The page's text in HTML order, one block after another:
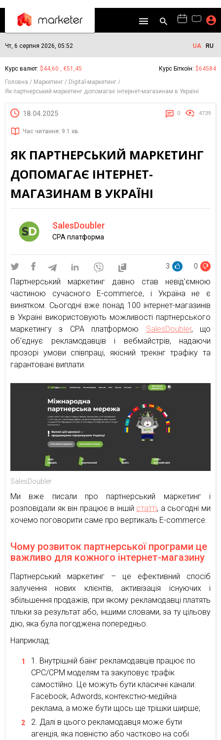
Чт, 6 серпня 2026, 05:52 UA RU
Курс валют: $44,60 , €51,45 Курс Біткоїн: $64584
Головна
Маркетинг
Digital-маркетинг
Як партнерський маркетинг допомагає інтернет-магазинам в Україні
18.04.2025 0 4739
Час читання: 9.1 хв.
ЯК ПАРТНЕРСЬКИЙ МАРКЕТИНГ
ДОПОМАГАЄ ІНТЕРНЕТ-
МАГАЗИНАМ В УКРАЇНІ
SalesDoubler
CPA платформа
3 0
Партнерський маркетинг давно став невід’ємною
частиною сучасного E-commerce, і Україна не є
винятком. Сьогодні вже понад 100 інтернет-магазинів
в Україні використовують можливості партнерського
маркетингу з CPA платформою SalesDoubler, що
об’єднує рекламодавців і вебмайстрів, надаючи
прозорі умови співпраці, якісний трекінг трафіку та
гарантовані виплати.
SalesDoubler
Ми вже писали про партнерський маркетинг і
розповідали як він працює в іншій статті, а сьогодні ми
хочемо поговорити саме про вертикаль E-commerce.
Чому розвиток партнерської програми це
важливо для кожного інтернет-магазину
Партнерський маркетинг – це ефективний спосіб
залучення нових клієнтів, активізація існуючих і
збільшення продажів, при якому рекламодавці платять
тільки за результат або, іншими словами, за ту цільову
дію, яка була погоджена попередньо.
Наприклад:
Внутрішній баїнг рекламодавців працює по
CPC/CPM моделям та закуповує трафік
самостійно. Це можуть бути класичні канали:
Facebook, Adwords, контекстно-медійна
реклама, а може бути щось ще трішки ширше;
Далі в цього рекламодавця може бути
агенція, яка повністю або частково на собі